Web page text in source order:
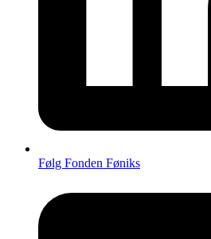
Følg Fonden Føniks